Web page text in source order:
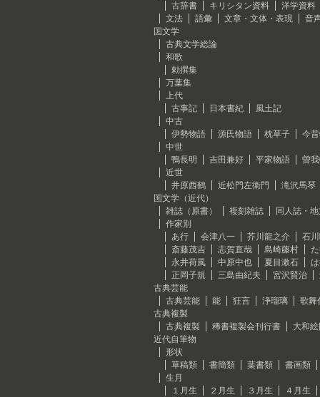
古辞書
キリシタン資料
洋学資料
文法
語彙 文章・文体・表現
音
国文学
古典文学総論
和歌
勅撰集
万葉集
上代
古事記
日本書紀
風土記
中古
伊勢物語
源氏物語 枕草子
今
中世
鴨長明
吉田兼好 平家物語
曽
近世
井原西鶴
近松門左衛門
滝沢馬琴
国文学（近代）
雑誌（原書）
複刻雑誌
同人誌・
作家別
あ行
会津八一 芥川龍之介
石
斎藤茂吉
志賀直哉 島崎藤村
永井荷風
中原中也 夏目漱石
正岡子規
三島由紀夫 宮沢賢治
古典芸能
古典芸能
能 狂言 浄瑠璃
歌舞
古典複製
古典複製
稀書複製会刊行書
大和
近代自筆物
形状
草稿類
書簡類 葉書類
書画類
生月
１月生
２月生 ３月生
４月生